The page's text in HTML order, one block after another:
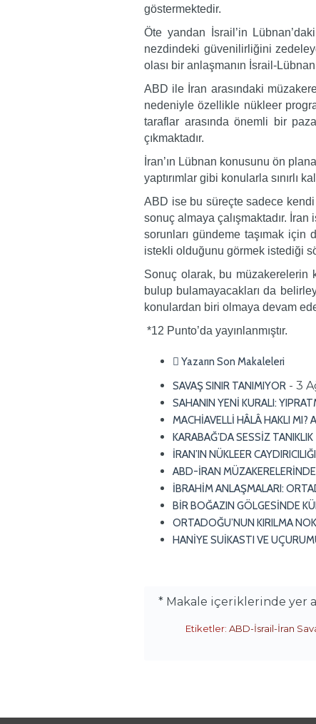
göstermektedir.
Öte yandan İsrail’in
nezdindeki güvenilirliğini
olası bir anlaşmanın İsrail-
ABD ile İran arasındaki
nedeniyle özellikle nükleer
taraflar arasında önemli bir
çıkmaktadır.
İran’ın Lübnan konusunu ön
yaptırımlar gibi konularla sınırlı
ABD ise bu süreçte sadece kendi
sonuç almaya çalışmaktadır. İran
sorunları gündeme taşımak için
istekli olduğunu görmek istediği
Sonuç olarak, bu müzakerelerin
bulup bulamayacakları da
konulardan biri olmaya devam
*12 Punto’da yayınlanmıştır.
Yazarın Son Makaleleri
SAVAŞ SINIR TANIMIYOR - 3
SAHANIN YENİ KURALI:
MACHİAVELLİ HÂLÂ HAKLI
KARABAĞ’DA SESSİZ TANIKLIK
İRAN’IN NÜKLEER CAYDIRICILIĞI
ABD-İRAN
İBRAHİM ANLAŞMALARI:
BİR BOĞAZIN GÖLGESİNDE
ORTADOĞU’NUN KIRILMA
HANİYE SUİKASTI VE
* Makale içeriklerinde yer
Etiketler: ABD-İsrail-İran